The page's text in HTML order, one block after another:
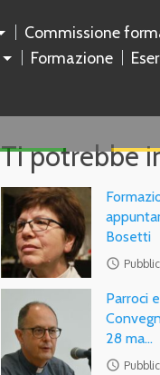
Commissione
Formazione
Ti potrebbe
Bosetti
access_time
Parroci
28 ma…
access_time